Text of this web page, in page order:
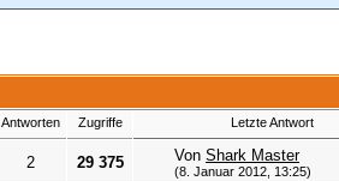
Antworten Zugriffe Letzte Antwort
2 29 375 Von Shark Master
(8. Januar 2012, 13:25)